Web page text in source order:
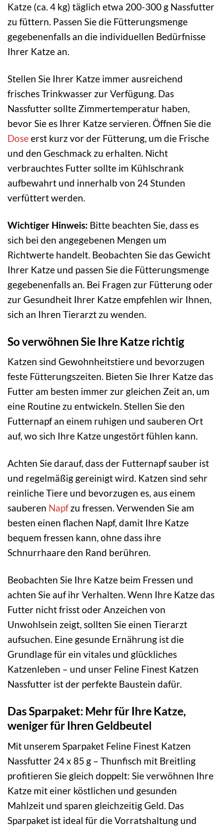
Katze (ca. 4 kg) täglich etwa 200-300 g Nassfutter
zu füttern. Passen Sie die Fütterungsmenge
gegebenenfalls an die individuellen Bedürfnisse
Ihrer Katze an.
Stellen Sie Ihrer Katze immer ausreichend
frisches Trinkwasser zur Verfügung. Das
Nassfutter sollte Zimmertemperatur haben,
bevor Sie es Ihrer Katze servieren. Öffnen Sie die
Doseerst kurz vor der Fütterung, um die Frische
und den Geschmack zu erhalten. Nicht
verbrauchtes Futter sollte im Kühlschrank
aufbewahrt und innerhalb von 24 Stunden
verfüttert werden.
Wichtiger Hinweis: Bitte beachten Sie, dass es
sich bei den angegebenen Mengen um
Richtwerte handelt. Beobachten Sie das Gewicht
Ihrer Katze und passen Sie die Fütterungsmenge
gegebenenfalls an. Bei Fragen zur Fütterung oder
zur Gesundheit Ihrer Katze empfehlen wir Ihnen,
sich an Ihren Tierarzt zu wenden.
So verwöhnen Sie Ihre Katze richtig
Katzen sind Gewohnheitstiere und bevorzugen
feste Fütterungszeiten. Bieten Sie Ihrer Katze das
Futter am besten immer zur gleichen Zeit an, um
eine Routine zu entwickeln. Stellen Sie den
Futternapf an einem ruhigen und sauberen Ort
auf, wo sich Ihre Katze ungestört fühlen kann.
Achten Sie darauf, dass der Futternapf sauber ist
und regelmäßig gereinigt wird. Katzen sind sehr
reinliche Tiere und bevorzugen es, aus einem
sauberen Napfzu fressen. Verwenden Sie am
besten einen flachen Napf, damit Ihre Katze
bequem fressen kann, ohne dass ihre
Schnurrhaare den Rand berühren.
Beobachten Sie Ihre Katze beim Fressen und
achten Sie auf ihr Verhalten. Wenn Ihre Katze das
Futter nicht frisst oder Anzeichen von
Unwohlsein zeigt, sollten Sie einen Tierarzt
aufsuchen. Eine gesunde Ernährung ist die
Grundlage für ein vitales und glückliches
Katzenleben – und unser Feline Finest Katzen
Nassfutter ist der perfekte Baustein dafür.
Das Sparpaket: Mehr für Ihre Katze,
weniger für Ihren Geldbeutel
Mit unserem Sparpaket Feline Finest Katzen
Nassfutter 24 x 85 g – Thunfisch mit Breitling
profitieren Sie gleich doppelt: Sie verwöhnen Ihre
Katze mit einer köstlichen und gesunden
Mahlzeit und sparen gleichzeitig Geld. Das
Sparpaket ist ideal für die Vorratshaltung und